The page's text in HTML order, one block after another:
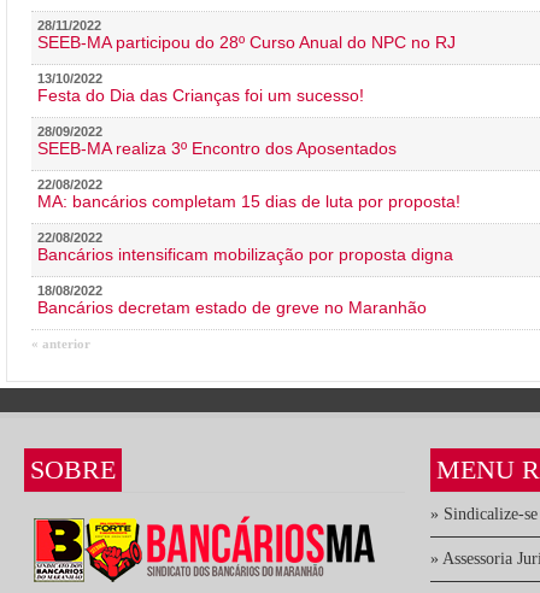
28/11/2022
SEEB-MA participou do 28º Curso Anual do NPC no RJ
13/10/2022
Festa do Dia das Crianças foi um sucesso!
28/09/2022
SEEB-MA realiza 3º Encontro dos Aposentados
22/08/2022
MA: bancários completam 15 dias de luta por proposta!
22/08/2022
Bancários intensificam mobilização por proposta digna
18/08/2022
Bancários decretam estado de greve no Maranhão
« anterior
SOBRE MENU
» Sindicalize-se
» Assessoria